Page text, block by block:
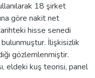
18 şirket
göre nakit net
hisse senedi
İlişkisizlik
gözlemlenmiştir.
eldeki kuş teorisi, panel